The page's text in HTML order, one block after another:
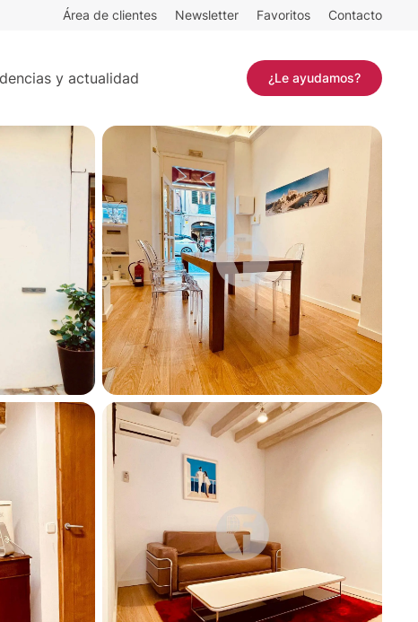
Área de clientes Newsletter Favoritos Contacto
y actualidad ¿Le ayudamos?